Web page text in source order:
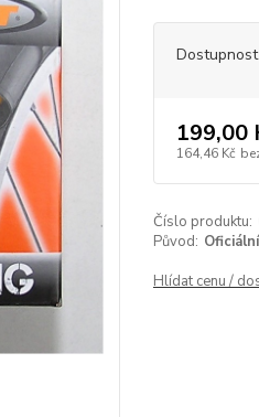
Dostupnost
199,00
164,46 Kč
Číslo produktu:
Původ:
Hlídat cenu /